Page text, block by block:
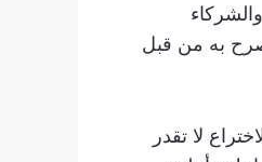
به من قبل
لا تقدر